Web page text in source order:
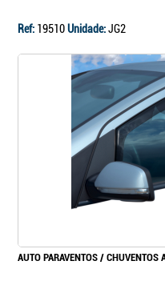
Ref: 19510Unidade:JG2
AUTO PARAVENTOS /